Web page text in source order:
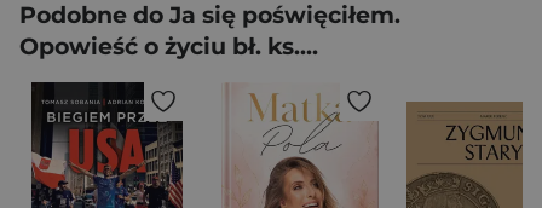
Podobne do Ja się poświęciłem.
Opowieść o życiu bł. ks....